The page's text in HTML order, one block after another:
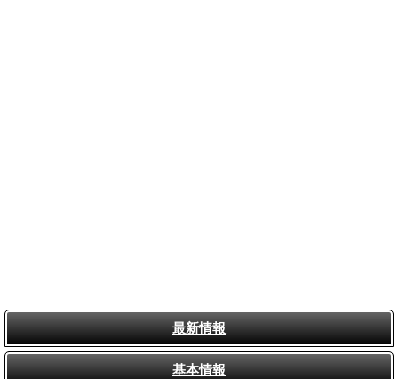
最新情報
基本情報